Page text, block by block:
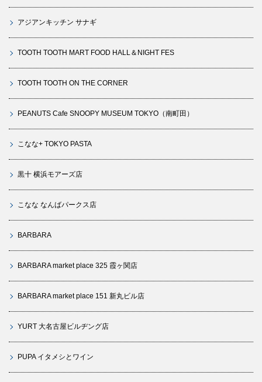
アジアンキッチン サナギ
TOOTH TOOTH MART FOOD HALL＆NIGHT FES
TOOTH TOOTH ON THE CORNER
PEANUTS Cafe SNOOPY MUSEUM TOKYO（南町田）
こなな+ TOKYO PASTA
黒十 横浜モアーズ店
こなな なんばパークス店
BARBARA
BARBARA market place 325 霞ヶ関店
BARBARA market place 151 新丸ビル店
YURT 大名古屋ビルヂング店
PUPA イタメシとワイン